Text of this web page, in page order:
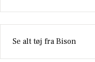
Se alt tøj fra Bison